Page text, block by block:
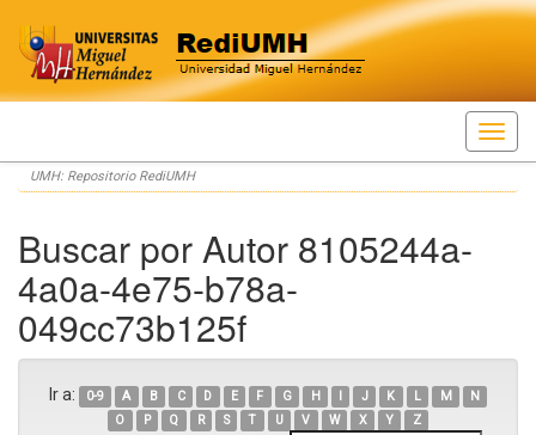
Skip
navigation
UMH: Repositorio RediUMH
Buscar por Autor 8105244a-
4a0a-4e75-b78a-
049cc73b125f
Ir a: 0-9 A B C D E F G H I J K L M
N
O
P Q R S T U V W X Y Z